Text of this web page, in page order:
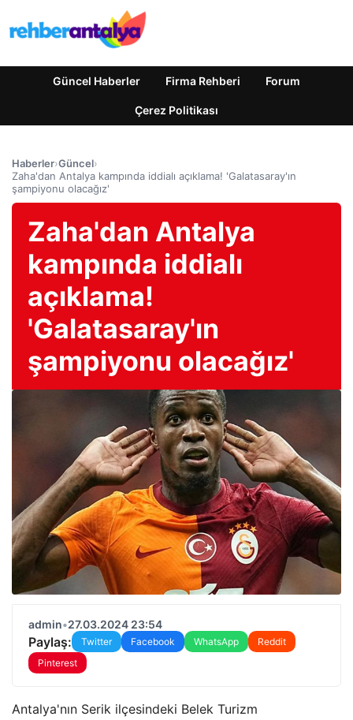
Güncel Haberler Firma Rehberi Forum
Çerez Politikası
Haberler›Güncel›
Zaha'dan Antalya kampında iddialı açıklama! 'Galatasaray'ın
şampiyonu olacağız'
Zaha'dan Antalya
kampında iddialı
açıklama!
'Galatasaray'ın
şampiyonu olacağız'
admin•27.03.2024 23:54
Paylaş: Twitter Facebook WhatsApp
Reddit
Pinterest
Antalya'nın Serik ilçesindeki Belek Turizm